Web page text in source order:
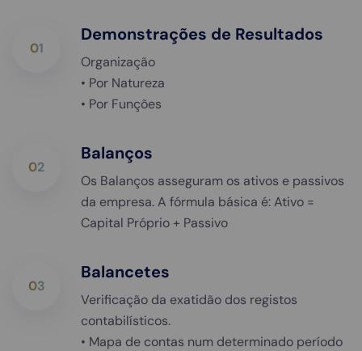
01
Demonstrações de Resultados
Organização
• Por Natureza
• Por Funções
02
Balanços
Os Balanços asseguram os ativos e passivos
da empresa. A fórmula básica é: Ativo =
Capital Próprio + Passivo
03
Balancetes
Verificação da exatidão dos registos
contabilísticos.
• Mapa de contas num determinado período